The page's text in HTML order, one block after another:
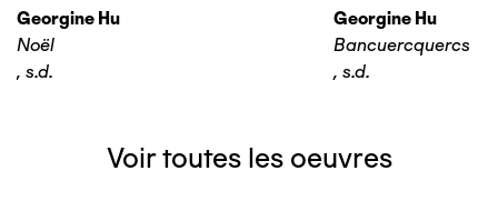
Georgine Hu
Noël
, s.d.
Georgine Hu
Bancuercquercs
, s.d.
Voir toutes les oeuvres